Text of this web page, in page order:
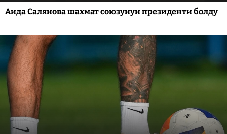
Аида Салянова шахмат союзунун президенти болду